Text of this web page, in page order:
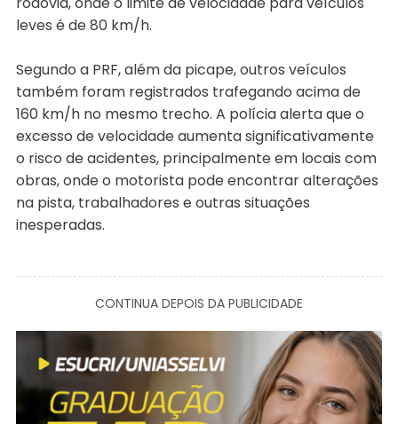
leves é de 80 km/h.
Segundo a PRF, além da picape, outros veículos
também foram registrados trafegando acima de
160 km/h no mesmo trecho. A polícia alerta que o
excesso de velocidade aumenta significativamente
o risco de acidentes, principalmente em locais com
obras, onde o motorista pode encontrar alterações
na pista, trabalhadores e outras situações
inesperadas.
CONTINUA DEPOIS DA PUBLICIDADE